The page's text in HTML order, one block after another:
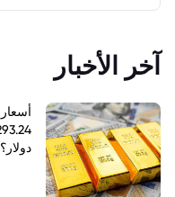
آخر الأخبار
دولار؟